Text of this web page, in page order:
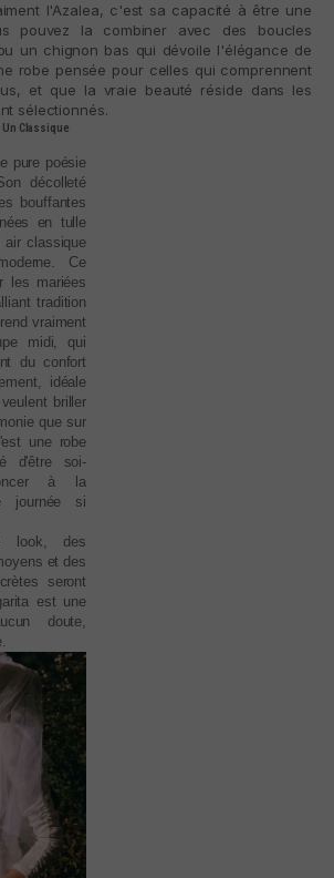
l'Azalea, c'est sa capacité à être une
pouvez la combiner avec des boucles
un chignon bas qui dévoile l'élégance de
robe pensée pour celles qui comprennent
et que la vraie beauté réside dans les
sélectionnés.
Un Classique
pure poésie
décolleté
bouffantes
en tulle
air classique
Ce
les mariées
tradition
vraiment
midi, qui
du confort
idéale
briller
que sur
une robe
d'être soi-
à la
journée si
look, des
et des
seront
est une
doute,